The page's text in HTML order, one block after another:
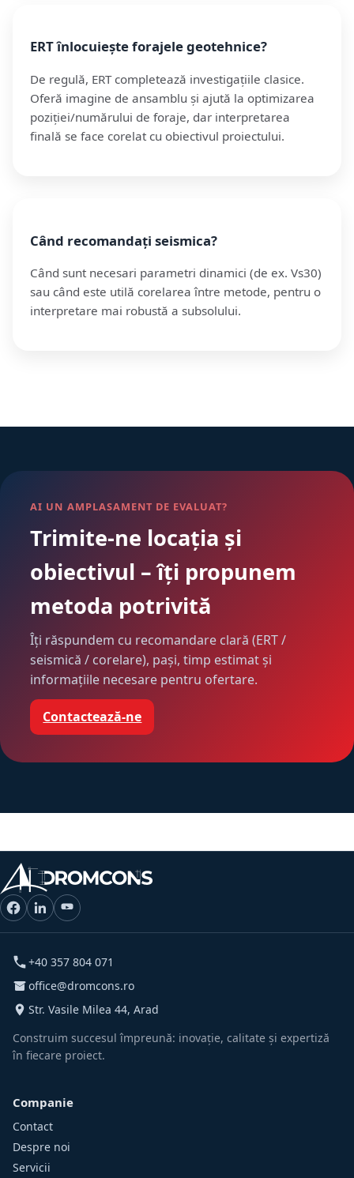
ERT înlocuiește forajele geotehnice?
De regulă, ERT completează investigațiile clasice.
Oferă imagine de ansamblu și ajută la optimizarea
poziției/numărului de foraje, dar interpretarea
finală se face corelat cu obiectivul proiectului.
Când recomandați seismica?
Când sunt necesari parametri dinamici (de ex. Vs30)
sau când este utilă corelarea între metode, pentru o
interpretare mai robustă a subsolului.
AI UN AMPLASAMENT DE EVALUAT?
Trimite-ne locația și
obiectivul – îți propunem
metoda potrivită
Îți răspundem cu recomandare clară (ERT /
seismică / corelare), pași, timp estimat și
informațiile necesare pentru ofertare.
Contactează-ne
+40 357 804 071
office@dromcons.ro
Str. Vasile Milea 44, Arad
Construim succesul împreună: inovație, calitate și expertiză
în fiecare proiect.
Companie
Contact
Despre noi
Servicii